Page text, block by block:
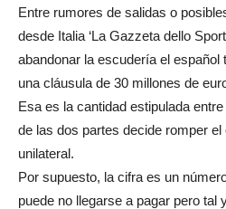
Entre rumores de salidas o
desde Italia ‘La Gazzeta dello
abandonar la escudería el español
una cláusula de 30 millones de
Esa es la cantidad estipulada
de las dos partes decide romper
unilateral.
Por supuesto, la cifra es un
puede no llegarse a pagar pero tal